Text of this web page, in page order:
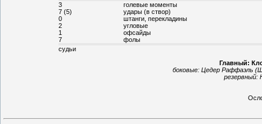
3
голевые моменты
7 (5)
удары (в створ)
0
штанги, перекладины
2
угловые
1
офсайды
7
фолы
судьи
Главный:
боковые: Цедер Раффаэль
резервный: